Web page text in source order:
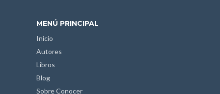
MENÚ PRINCIPAL
Inicio
Autores
Libros
Blog
Sobre Conocer